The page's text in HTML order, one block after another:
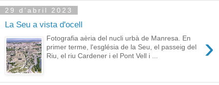
29 d’abril 2023
La Seu a vista d'ocell
›
Fotografia aèria del nucli urbà de Manresa. En
primer terme, l'església de la Seu, el passeig del
Riu, el riu Cardener i el Pont Vell i ...